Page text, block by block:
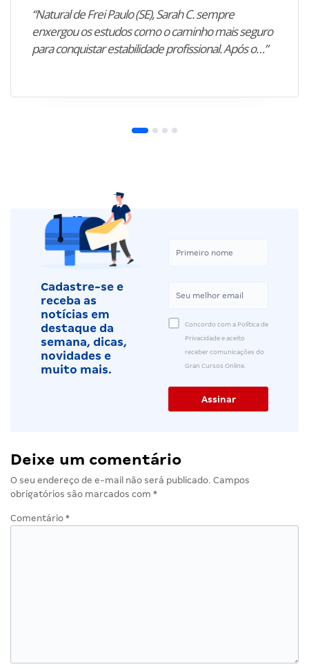
“Natural de Frei Paulo (SE), Sarah C. sempre
enxergou os estudos como o caminho mais seguro
para conquistar estabilidade profissional. Após o…”
Cadastre-se e
receba as
notícias em
destaque da
semana, dicas,
novidades e
muito mais.
Concordo com a Política de
Privacidade e aceito
receber comunicações do
Gran Cursos Online.
Deixe um comentário
O seu endereço de e-mail não será publicado. Campos
obrigatórios são marcados com *
Comentário *